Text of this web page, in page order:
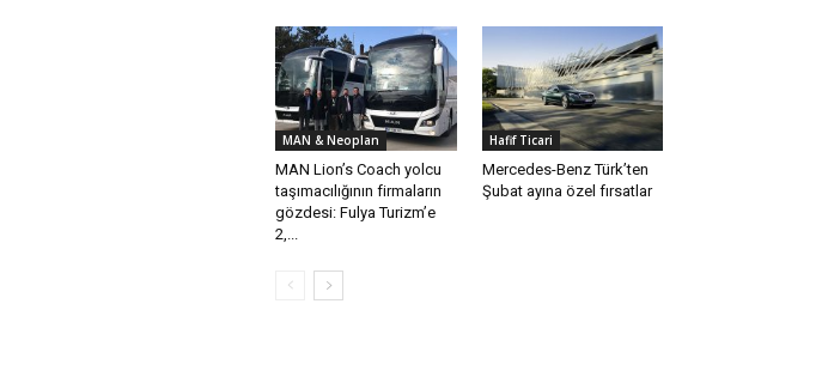
MAN & Neoplan
MAN Lion’s Coach yolcu
taşımacılığının firmaların
gözdesi: Fulya Turizm’e
2,...
Hafif Ticari
Mercedes-Benz Türk’ten
Şubat ayına özel fırsatlar